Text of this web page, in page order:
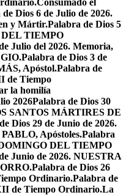
Consumado el
Dios 6 de Julio de 2026.
y Mártir.Palabra de Dios 5
DEL TIEMPO
Julio del 2026. Memoria,
Palabra de Dios 3 de
Apóstol.Palabra de
de Tiempo
la homilía
2026Palabra de Dios 30
SANTOS MÁRTIRES DE
Dios 29 de Junio de 2026.
Apóstoles.Palabra
DEL TIEMPO
Junio de 2026. NUESTRA
Palabra de Dios 26
Ordinario.Palabra de
de Tiempo Ordinario.La